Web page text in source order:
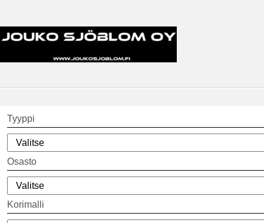
Tyyppi
Osasto
Korimalli